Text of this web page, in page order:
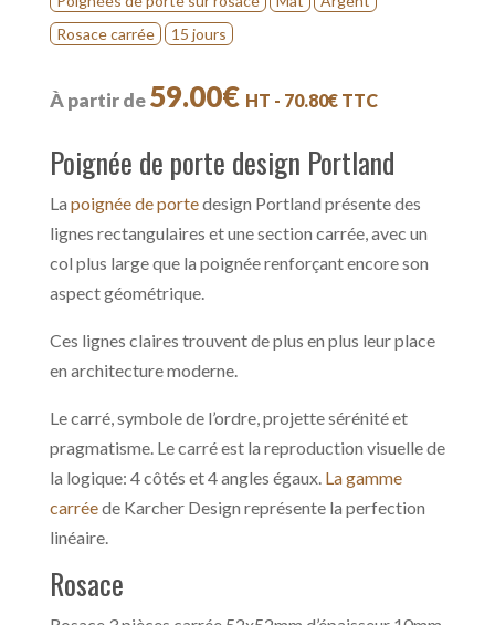
Rosace carrée
15 jours
À partir de59.00€ HT - 70.80€TTC
Poignée de porte design Portland
La poignée de portedesign Portland présente des
lignes rectangulaires et une section carrée, avec un
col plus large que la poignée renforçant encore son
aspect géométrique.
Ces lignes claires trouvent de plus en plus leur place
en architecture moderne.
Le carré, symbole de l’ordre, projette sérénité et
pragmatisme. Le carré est la reproduction visuelle de
la logique: 4 côtés et 4 angles égaux. La gamme
carréede Karcher Design représente la perfection
linéaire.
Rosace